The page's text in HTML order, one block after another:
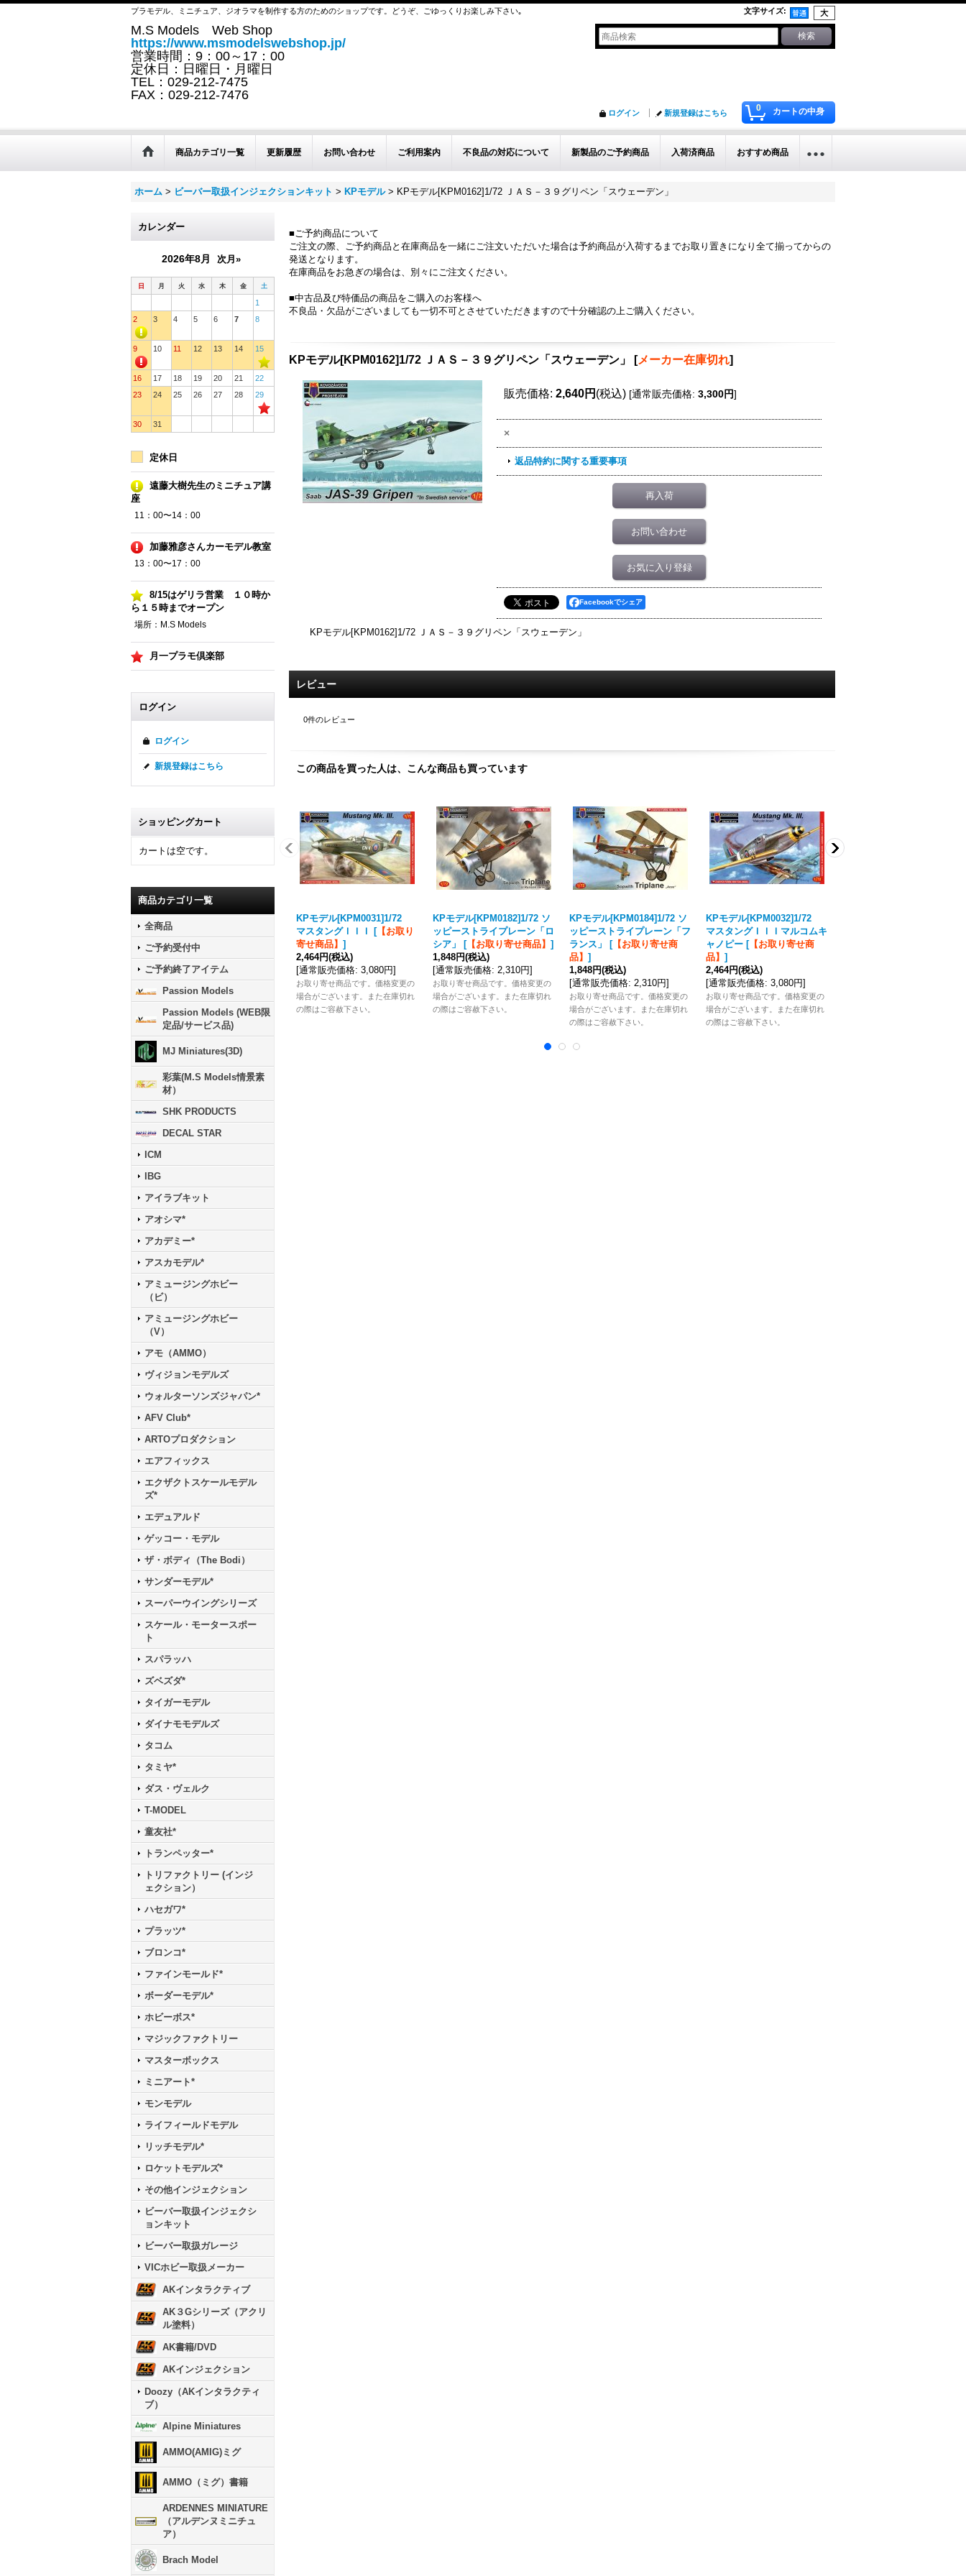
プラモデル、ミニチュア、ジオラマを制作する方のためのショップです。どうぞ、ごゆっくりお楽しみ下さい｡ 文字サイズ:
M.S Models Web Shop
https://www.msmodelswebshop.jp/
営業時間：9：00～17：00
定休日：日曜日・月曜日
TEL：029-212-7475
FAX：029-212-7476
0 カートの中身
ログイン 新規登録はこちら
商品カテゴリ一覧 更新履歴 お問い合わせ ご利用案内 不良品の対応について 新製品のご予約商品 入荷済商品 おすすめ商品
ホーム > ビーバー取扱インジェクションキット > KPモデル > KPモデル[KPM0162]1/72 ＪＡＳ－３９グリペン「スウェーデン」
カレンダー
2026年8月 次月»
日 月 火 水 木 金 土
1
2
3 4 5 6 7 8
9 10 11 12 13 14 15
16 17 18 19 20 21
22
23
24 25 26 27 28 29
30 31
定休日
遠藤大樹先生のミニチュア講
座
11：00〜14：00
加藤雅彦さんカーモデル教室
13：00〜17：00
8/15はゲリラ営業 １０時か
ら１５時までオープン
場所：M.S Models
月一プラモ倶楽部
ログイン
ログイン
新規登録はこちら
ショッピングカート
カートは空です。
商品カテゴリ一覧
全商品
ご予約受付中
ご予約終了アイテム
Passion Models
Passion Models (WEB限
定品/サービス品)
MJ Miniatures(3D)
彩葉(M.S Models情景素
材）
SHK PRODUCTS
DECAL STAR
ICM
IBG
アイラブキット
アオシマ*
アカデミー*
アスカモデル*
アミュージングホビー
（ビ）
アミュージングホビー
（V）
アモ（AMMO）
ヴィジョンモデルズ
ウォルターソンズジャパン*
AFV Club*
ARTOプロダクション
エアフィックス
エクザクトスケールモデル
ズ*
エデュアルド
ゲッコー・モデル
ザ・ボディ（The Bodi）
サンダーモデル*
スーパーウイングシリーズ
スケール・モータースポー
ト
スパラッハ
ズベズダ*
タイガーモデル
ダイナモモデルズ
タコム
タミヤ*
ダス・ヴェルク
T-MODEL
童友社*
トランペッター*
トリファクトリー (インジ
ェクション）
ハセガワ*
プラッツ*
ブロンコ*
ファインモールド*
ボーダーモデル*
ホビーボス*
マジックファクトリー
マスターボックス
ミニアート*
モンモデル
ライフィールドモデル
リッチモデル*
ロケットモデルズ*
その他インジェクション
ビーバー取扱インジェクシ
ョンキット
ビーバー取扱ガレージ
VICホビー取扱メーカー
AKインタラクティブ
AK３Gシリーズ（アクリ
ル塗料）
AK書籍/DVD
AKインジェクション
Doozy（AKインタラクティ
ブ）
Alpine Miniatures
AMMO(AMIG)ミグ
AMMO（ミグ）書籍
ARDENNES MINIATURE
（アルデンヌミニチュ
ア）
Brach Model
■ご予約商品について
ご注文の際、ご予約商品と在庫商品を一緒にご注文いただいた場合は予約商品が入荷するまでお取り置きになり全て揃ってからの
発送となります。
在庫商品をお急ぎの場合は、別々にご注文ください。
■中古品及び特価品の商品をご購入のお客様へ
不良品・欠品がございましても一切不可とさせていただきますので十分確認の上ご購入ください。
KPモデル[KPM0162]1/72 ＪＡＳ－３９グリペン「スウェーデン」 [メーカー在庫切れ]
販売価格: 2,640円 (税込) [通常販売価格: 3,300円]
×
返品特約に関する重要事項
再入荷
お問い合わせ
お気に入り登録
Facebookでシェア
KPモデル[KPM0162]1/72 ＪＡＳ－３９グリペン「スウェーデン」
レビュー
0件のレビュー
この商品を買った人は、こんな商品も買っています
KPモデル[KPM0031]1/72
マスタングＩＩＩ
[【お取り
寄せ商品】 ]
2,464円(税込)
[通常販売価格: 3,080円]
お取り寄せ商品です。価格変更の
場合がございます。また在庫切れ
の際はご容赦下さい。
KPモデル[KPM0182]1/72 ソ
ッピーストライプレーン「ロ
シア」
[【お取り寄せ商品】 ]
1,848円(税込)
[通常販売価格: 2,310円]
お取り寄せ商品です。価格変更の
場合がございます。また在庫切れ
の際はご容赦下さい。
KPモデル[KPM0184]1/72 ソ
ッピーストライプレーン「フ
ランス」
[【お取り寄せ商
品】 ]
1,848円(税込)
[通常販売価格: 2,310円]
お取り寄せ商品です。価格変更の
場合がございます。また在庫切れ
の際はご容赦下さい。
KPモデル[KPM0032]1/72
マスタングＩＩＩマルコムキ
ャノピー [【お取り寄せ商
品】 ]
2,464円(税込)
[通常販売価格: 3,080円]
お取り寄せ商品です。価格変更の
場合がございます。また在庫切れ
の際はご容赦下さい。